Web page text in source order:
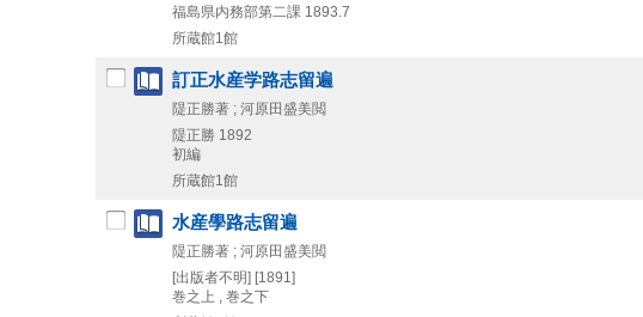
福島県内務部第二課 1893.7
所蔵館1館
訂正水産学路志留遍
隄正勝著 ; 河原田盛美閲
隄正勝 1892
初編
所蔵館1館
水産學路志留遍
隄正勝著 ; 河原田盛美閲
[出版者不明] [1891]
巻之上 , 巻之下